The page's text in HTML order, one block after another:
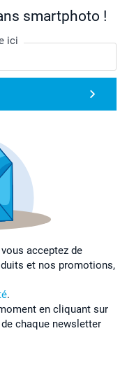
smartphoto !
ici
vous acceptez de
et nos promotions,
.
en cliquant sur
chaque newsletter